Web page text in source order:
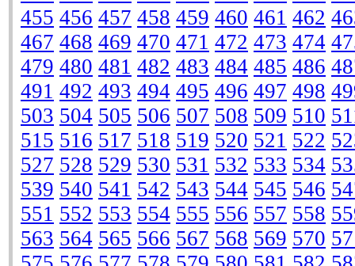
455 456 457 458 459 460 461 462
467 468 469 470 471 472 473 474
479 480 481 482 483 484 485 486
491 492 493 494 495 496 497 498
503 504 505 506 507 508 509 510
515 516 517 518 519 520 521 522
527 528 529 530 531 532 533 534
539 540 541 542 543 544 545 546
551 552 553 554 555 556 557 558
563 564 565 566 567 568 569 570